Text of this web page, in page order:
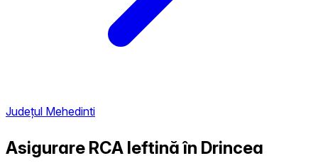
Județul Mehedinti
Asigurare RCA Ieftină în Drincea